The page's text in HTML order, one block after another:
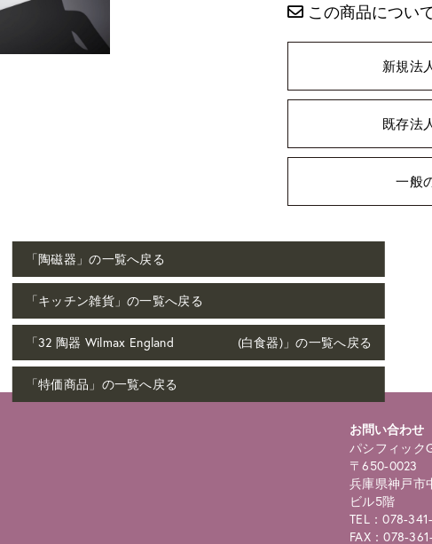
この商品につい
新規法
既存法
一般
「陶磁器」の一覧へ戻る
「キッチン雑貨」の一覧へ戻る
「32 陶器 Wilmax England (白食器)」の一覧へ戻る
「特価商品」の一覧へ戻る
お問い合わせ
パシフィック
〒650-0023
兵庫県神戸市
ビル5階
TEL：078-
FAX：078-